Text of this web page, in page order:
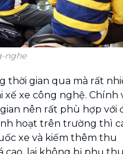
nghe
thời gian qua mà rất
xế xe công nghệ. Chính
nên rất phù hợp với
hoạt trên trường thì
xe và kiếm thêm thu